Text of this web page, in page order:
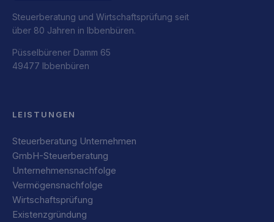
Steuerberatung und Wirtschaftsprüfung seit
über 80 Jahren in Ibbenbüren.
Püsselbürener Damm 65
49477 Ibbenbüren
LEISTUNGEN
Steuerberatung Unternehmen
GmbH-Steuerberatung
Unternehmensnachfolge
Vermögensnachfolge
Wirtschaftsprüfung
Existenzgründung